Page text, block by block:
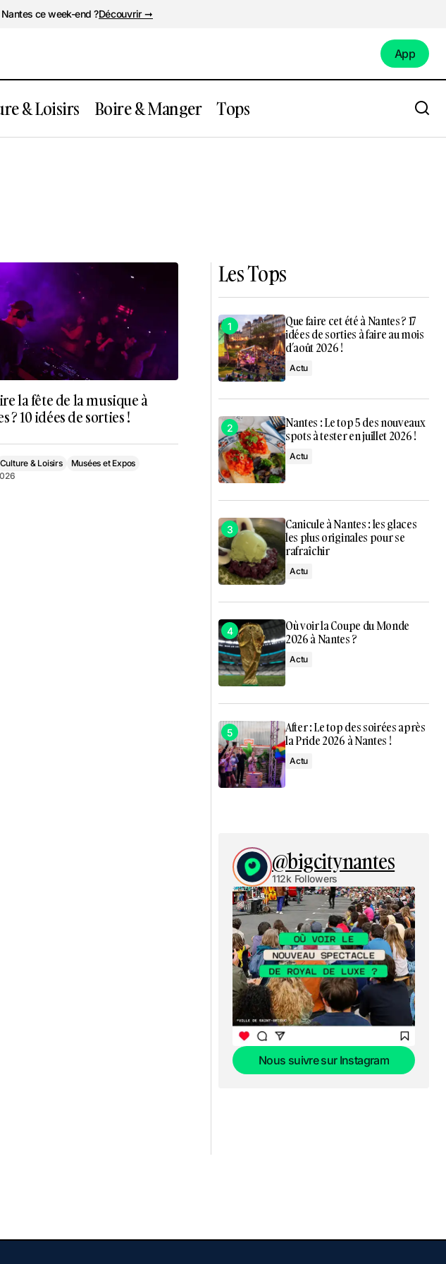
ce week-end ?Découvrir ➞
App
& Loisirs Boire & Manger Tops
la fête de la musique à
? 10 idées de sorties !
Culture & Loisirs
Musées et Expos
Les Tops
Que faire cet été à Nantes ? 17
idées de sorties à faire au mois
d’août 2026 !
Actu
Nantes : Le top 5 des nouveaux
spots à tester en juillet 2026 !
Actu
Canicule à Nantes : les glaces
les plus originales pour se
rafraîchir
Actu
Où voir la Coupe du Monde
2026 à Nantes ?
Actu
After : Le top des soirées après
la Pride 2026 à Nantes !
Actu
@bigcitynantes
112k Followers
Nous suivre sur Instagram